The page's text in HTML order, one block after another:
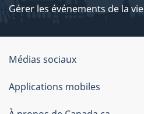
Gérer les événements de la vie
Organisation
du
gouvernement
Médias sociaux
Applications mobiles